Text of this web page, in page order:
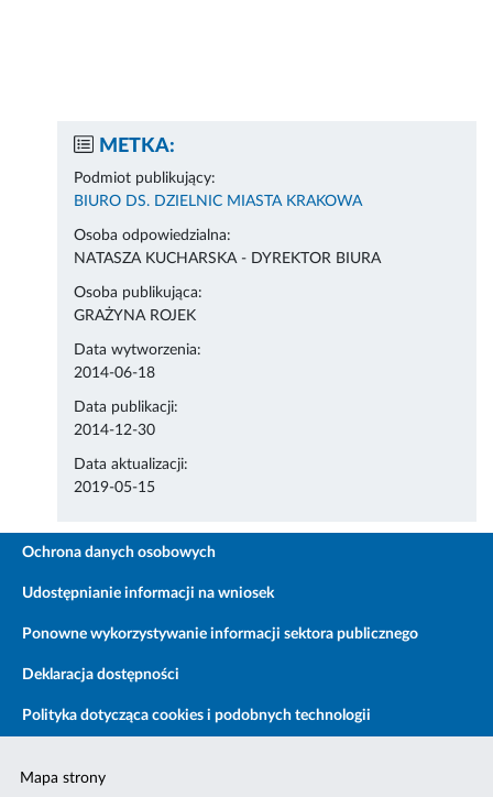
METKA:
Podmiot publikujący:
BIURO DS. DZIELNIC MIASTA KRAKOWA
Osoba odpowiedzialna:
NATASZA KUCHARSKA - DYREKTOR BIURA
Osoba publikująca:
GRAŻYNA ROJEK
Data wytworzenia:
2014-06-18
Data publikacji:
2014-12-30
Data aktualizacji:
2019-05-15
Ochrona danych osobowych
Udostępnianie informacji na wniosek
Ponowne wykorzystywanie informacji sektora publicznego
Deklaracja dostępności
Polityka dotycząca cookies i podobnych technologii
Mapa strony